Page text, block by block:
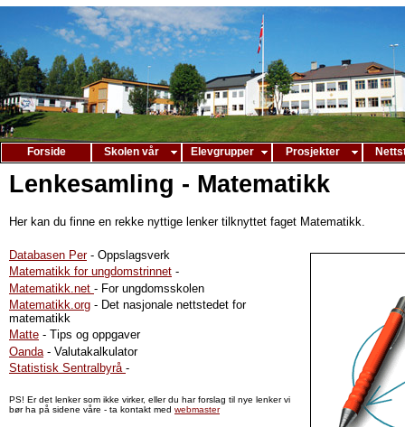
Forside Skolen vår Elevgrupper Prosjekter
Lenkesamling - Matematikk
Her kan du finne en rekke nyttige lenker tilknyttet faget Matematikk.
Databasen Per- Oppslagsverk
Matematikk for ungdomstrinnet -
Matematikk.net - For ungdomsskolen
Matematikk.org - Det nasjonale nettstedet for
matematikk
Matte - Tips og oppgaver
Oanda - Valutakalkulator
Statistisk Sentralbyrå -
PS! Er det lenker som ikke virker, eller du har forslag til nye lenker vi
bør ha på sidene våre - ta kontakt med webmaster